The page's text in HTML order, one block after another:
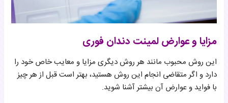
مزایا و عوارض لمینت دندان فوری
این روش محبوب مانند هر روش دیگری مزایا و معایب خاص خود را
دارد و اگر متقاضی انجام این روش هستید، بهتر است قبل از هر چیز
با فواید و عوارض آن بیشتر آشنا شوید.